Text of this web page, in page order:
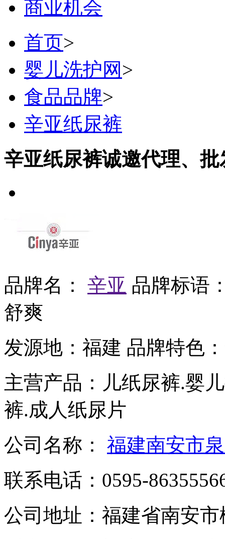
商业机会
首页>
婴儿洗护网 >
食品品牌>
辛亚纸尿裤
辛亚纸尿裤诚邀代理、批
品牌名： 辛亚 品牌标语
舒爽
发源地： 福建 品牌特色：
主营产品： 儿纸尿裤.婴
裤.成人纸尿片
公司名称： 福建南安市
联系电话： 0595-
公司地址： 福建省南安